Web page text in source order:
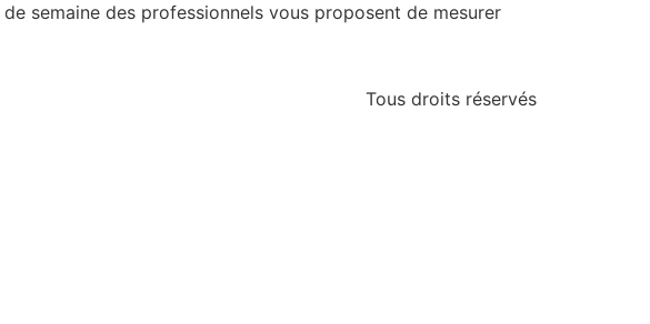
semaine des professionnels vous proposent de mesurer
Tous droits réservés